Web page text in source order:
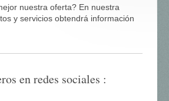
nuestra oferta? En nuestra
y servicios obtendrá información
en redes sociales :